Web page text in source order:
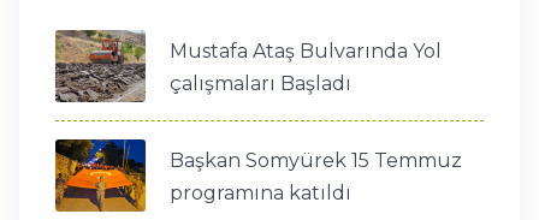
Mustafa Ataş Bulvarında Yol
çalışmaları Başladı
Başkan Somyürek 15 Temmuz
programına katıldı